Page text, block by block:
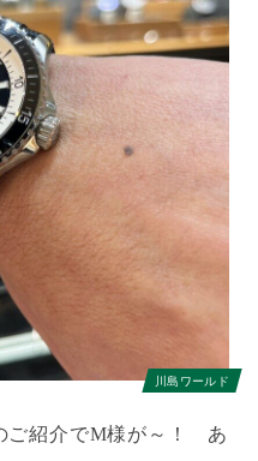
川島ワールド
ご紹介でM様が～！ あ